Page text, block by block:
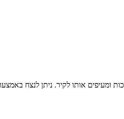
ומעיפים אותו לקיר. ניתן לנצח